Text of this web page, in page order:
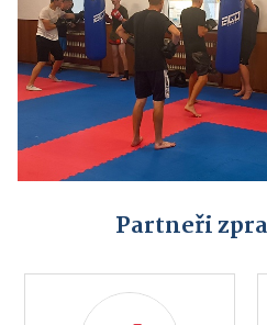
Partneři